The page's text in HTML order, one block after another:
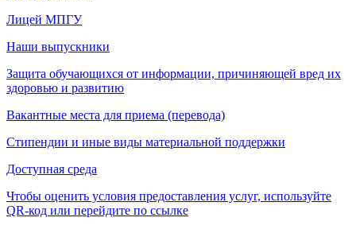
Лицей МПГУ
Наши выпускники
Защита обучающихся от информации, причиняющей вред их
здоровью и развитию
Вакантные места для приема (перевода)
Стипендии и иные виды материальной поддержки
Доступная среда
Чтобы оценить условия предоставления услуг, используйте
QR-код или перейдите по ссылке